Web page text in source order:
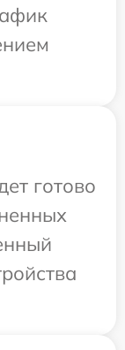
готово